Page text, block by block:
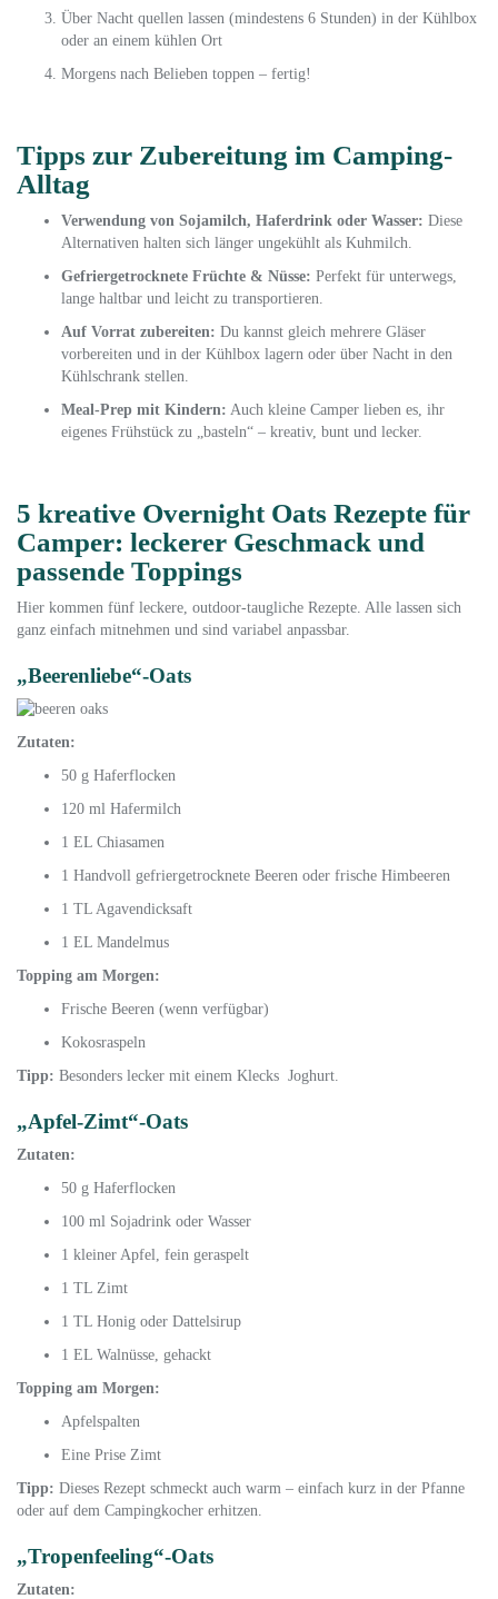
Über Nacht quellen lassen (mindestens 6 Stunden) in der Kühlbox
oder an einem kühlen Ort
Morgens nach Belieben toppen – fertig!
Tipps zur Zubereitung im Camping-
Alltag
Verwendung von Sojamilch, Haferdrink oder Wasser: Diese
Alternativen halten sich länger ungekühlt als Kuhmilch.
Gefriergetrocknete Früchte & Nüsse: Perfekt für unterwegs,
lange haltbar und leicht zu transportieren.
Auf Vorrat zubereiten: Du kannst gleich mehrere Gläser
vorbereiten und in der Kühlbox lagern oder über Nacht in den
Kühlschrank stellen.
Meal-Prep mit Kindern: Auch kleine Camper lieben es, ihr
eigenes Frühstück zu „basteln“ – kreativ, bunt und lecker.
5 kreative Overnight Oats Rezepte für
Camper: leckerer Geschmack und
passende Toppings
Hier kommen fünf leckere, outdoor-taugliche Rezepte. Alle lassen sich
ganz einfach mitnehmen und sind variabel anpassbar.
„Beerenliebe“-Oats
Zutaten:
50 g Haferflocken
120 ml Hafermilch
1 EL Chiasamen
1 Handvoll gefriergetrocknete Beeren oder frische Himbeeren
1 TL Agavendicksaft
1 EL Mandelmus
Topping am Morgen:
Frische Beeren (wenn verfügbar)
Kokosraspeln
Tipp: Besonders lecker mit einem Klecks Joghurt.
„Apfel-Zimt“-Oats
Zutaten:
50 g Haferflocken
100 ml Sojadrink oder Wasser
1 kleiner Apfel, fein geraspelt
1 TL Zimt
1 TL Honig oder Dattelsirup
1 EL Walnüsse, gehackt
Topping am Morgen:
Apfelspalten
Eine Prise Zimt
Tipp: Dieses Rezept schmeckt auch warm – einfach kurz in der Pfanne
oder auf dem Campingkocher erhitzen.
„Tropenfeeling“-Oats
Zutaten: